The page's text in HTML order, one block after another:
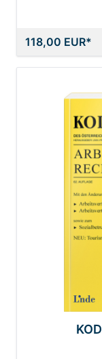
118,00 EUR